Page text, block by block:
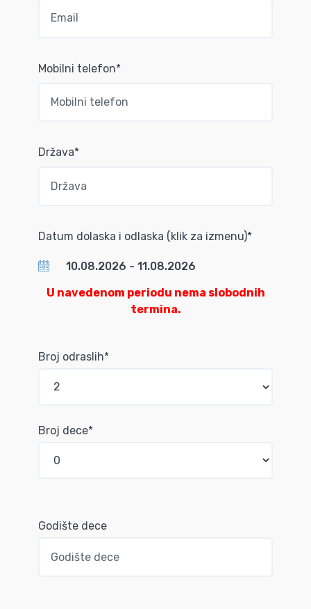
Mobilni telefon*
Država*
Datum dolaska i odlaska (klik za izmenu)*
U navedenom periodu nema slobodnih
termina.
Broj odraslih*
Broj dece*
Godište dece